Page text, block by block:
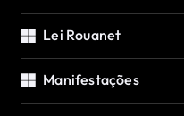
Lei Rouanet
Manifestações